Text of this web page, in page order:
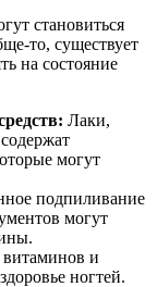
становиться
то, существует
на состояние
Лаки,
могут
подпиливание
могут
витаминов и
ногтей.